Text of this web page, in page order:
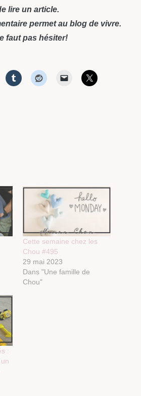
lire un article.
permet au blog de vivre.
faut pas hésiter!
Cette semaine chez les
Chou #495
29 mai 2023
Dans "Une famille de
Chou"
: